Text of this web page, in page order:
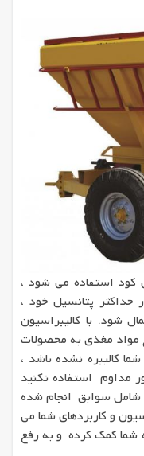
استفاده می شود ،
حداکثر پتانسیل خود ،
شود. با کالیبراسیون
مواد مغذی به محصولات
کالیبره نشده باشد ،
مداوم استفاده نکنید
شامل سوابق انجام شده
و کاربردهای شما می
شما کمک کرده و به رفع